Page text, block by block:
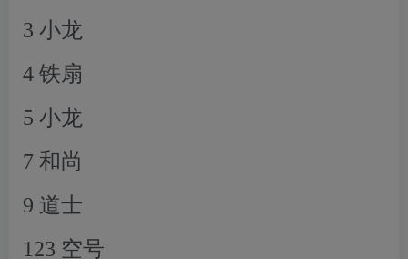
3 小龙
4 铁扇
5 小龙
7 和尚
9 道士
123 空号